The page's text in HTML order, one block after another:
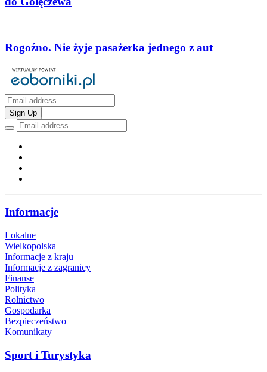
Rogoźno. Nie żyje pasażerka jednego z aut
Sign Up
Informacje
Lokalne
Wielkopolska
Informacje z kraju
Informacje z zagranicy
Finanse
Polityka
Rolnictwo
Gospodarka
Bezpieczeństwo
Komunikaty
Sport i Turystyka